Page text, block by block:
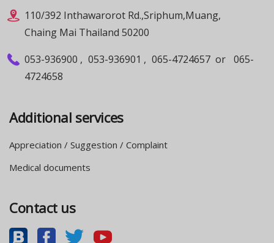
110/392 Inthawarorot Rd.,Sriphum,Muang,
Chaing Mai Thailand 50200
053-936900 , 053-936901 , 065-4724657 or 065-
4724658
Additional services
Appreciation / Suggestion / Complaint
Medical documents
Contact us